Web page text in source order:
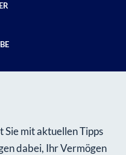
mit aktuellen Tipps
dabei, Ihr Vermögen